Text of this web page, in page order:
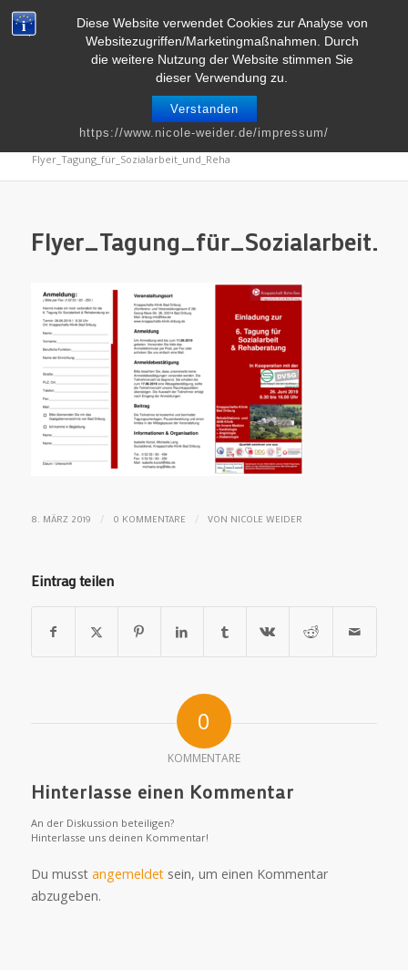
Diese Website verwendet Cookies zur Analyse von
Websitezugriffen/Marketingmaßnahmen. Durch
die weitere Nutzung der Website stimmen Sie
dieser Verwendung zu.
Verstanden
https://www.nicole-weider.de/impressum/
Flyer_Tagung_für_Sozialarbeit_und_Reha
8. MÄRZ 2019 / 0 KOMMENTARE / VON NICOLE WEIDER
Eintrag teilen
0
KOMMENTARE
Hinterlasse einen Kommentar
An der Diskussion beteiligen?
Hinterlasse uns deinen Kommentar!
Du musst angemeldetsein, um einen Kommentar
abzugeben.